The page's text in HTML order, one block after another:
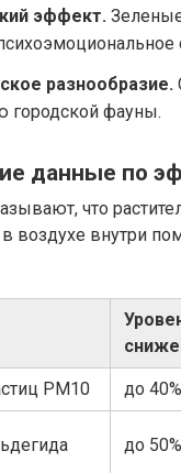
эффект.
разнообразие.
городской фауны.
данные по
что
воздухе внутри
PM10 до 40%
до 50%